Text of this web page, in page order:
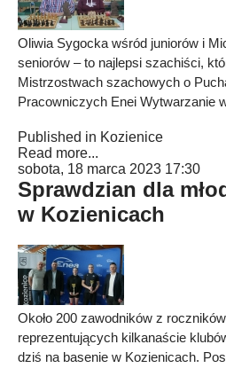
Oliwia Sygocka wśród juniorów i
seniorów – to najlepsi szachiści,
Mistrzostwach szachowych o
Pracowniczych Enei Wytwarzanie
Published in Kozienice
Read more...
sobota, 18 marca 2023 17:30
Sprawdzian dla
w Kozienicach
Około 200 zawodników z
reprezentujących kilkanaście
dziś na basenie w Kozienicach.